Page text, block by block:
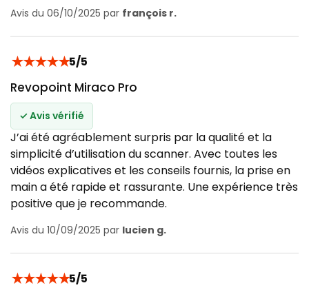
Avis du 06/10/2025 par françois r.
★★★★★5/5
Revopoint Miraco Pro
✓ Avis vérifié
J’ai été agréablement surpris par la qualité et la
simplicité d’utilisation du scanner. Avec toutes les
vidéos explicatives et les conseils fournis, la prise en
main a été rapide et rassurante. Une expérience très
positive que je recommande.
Avis du 10/09/2025 par lucien g.
★★★★★5/5